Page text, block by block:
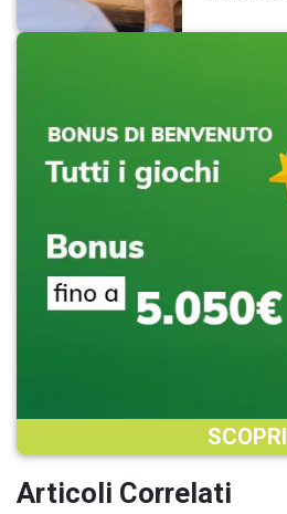
SCOPRI
Articoli Correlati